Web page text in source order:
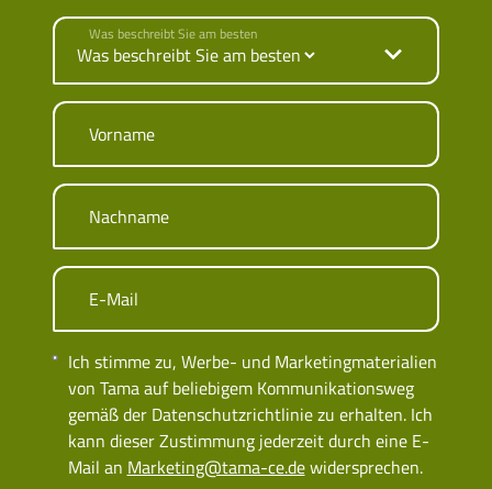
Was beschreibt Sie am besten
Vorname
Nachname
E-Mail
Ich stimme zu, Werbe- und Marketingmaterialien
von Tama auf beliebigem Kommunikationsweg
gemäß der Datenschutzrichtlinie zu erhalten. Ich
kann dieser Zustimmung jederzeit durch eine E-
Mail an Marketing@tama-ce.dewidersprechen.